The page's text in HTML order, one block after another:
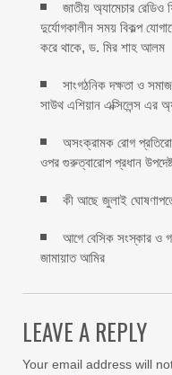
জাতীয় অ্যামেচার
দুর্যোগকালীন সময় বিকল্প
করে থাকে, ড. মির শাহ আলম
সাংগঠনিক দক্ষতা ও
সাউথ এশিয়ান এক্সিলেন্স এর
অসংক্রামক রোগ
ওপর গুরুত্বারোপ প্রধান
কী আছে জুলাই
আগে বেসিক সংস্কার ও
জামায়াত আমির
LEAVE A REPLY
Your email address will